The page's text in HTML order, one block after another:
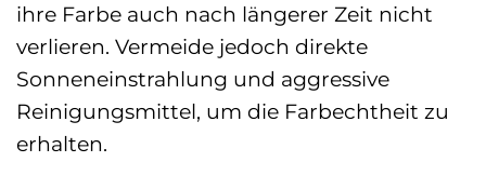
ihre Farbe auch nach längerer Zeit nicht
verlieren. Vermeide jedoch direkte
Sonneneinstrahlung und aggressive
Reinigungsmittel, um die Farbechtheit zu
erhalten.